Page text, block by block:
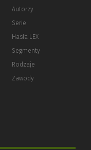
Autorzy
Serie
Hasła LEX
Segmenty
Rodzaje
Zawody